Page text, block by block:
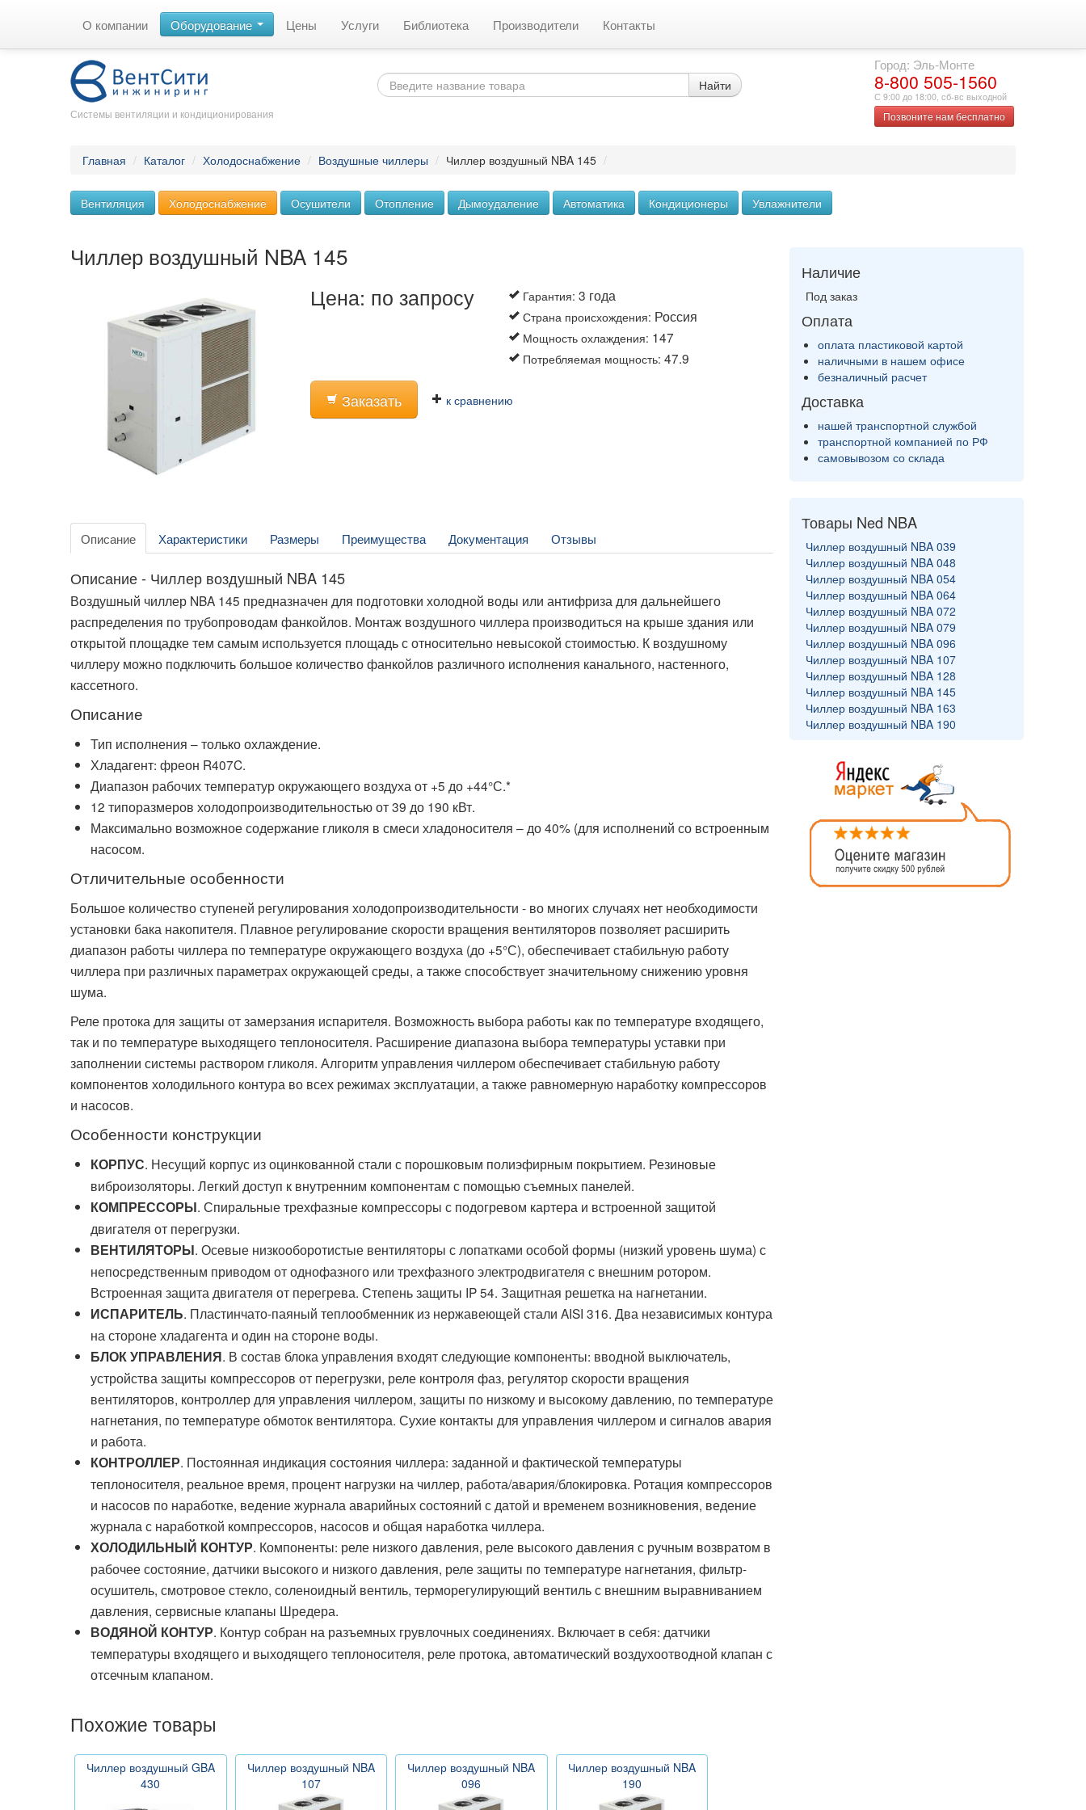
О компании Оборудование Цены Услуги Библиотека Производители Контакты
Системы вентиляции и кондиционирования
Найти
Город: Эль-Монте
8-800 505-1560
С 9:00 до 18:00, сб-вс выходной
Позвоните нам бесплатно
Главная / Каталог / Холодоснабжение / Воздушные чиллеры / Чиллер воздушный NBA 145 /
Вентиляция Холодоснабжение Осушители Отопление Дымоудаление Автоматика Кондиционеры Увлажнители
Чиллер воздушный NBA 145
Цена: по запросу Гарантия:3 года
Страна происхождения: Россия
Мощность охлаждения: 147
Потребляемая мощность:47.9
Заказать к сравнению
Описание Характеристики Размеры Преимущества Документация Отзывы
Описание - Чиллер воздушный NBA 145
Воздушный чиллер NBA 145 предназначен для подготовки холодной воды или антифриза для дальнейшего
распределения по трубопроводам фанкойлов. Монтаж воздушного чиллера производиться на крыше здания или
открытой площадке тем самым используется площадь с относительно невысокой стоимостью. К воздушному
чиллеру можно подключить большое количествофанкойлов различного исполнения канального, настенного,
кассетного.
Описание
Тип исполнения – только охлаждение.
Хладагент: фреон R407C.
Диапазон рабочих температур окружающего воздуха от +5 до +44°С.*
12 типоразмеров холодопроизводительностью от 39 до 190 кВт.
Максимально возможное содержание гликоля в смеси хладоносителя – до 40% (для исполнений со встроенным
насосом.
Отличительные особенности
Большое количество ступеней регулирования холодопроизводительности - во многих случаях нет необходимости
установки бака накопителя. Плавное регулирование скорости вращения вентиляторов позволяет расширить
диапазон работы чиллера по температуре окружающего воздуха (до +5°С), обеспечивает стабильную работу
чиллера при различных параметрах окружающей среды, а также способствует значительному снижению уровня
шума.
Реле протока для защиты от замерзания испарителя. Возможность выбора работы как по температуре входящего,
так и по температуре выходящего теплоносителя. Расширение диапазона выбора температуры уставки при
заполнении системы раствором гликоля. Алгоритм управления чиллером обеспечивает стабильную работу
компонентов холодильного контура во всех режимах эксплуатации, а также равномерную наработку компрессоров
и насосов.
Особенности конструкции
КОРПУС. Несущий корпус из оцинкованной стали с порошковым полиэфирным покрытием. Резиновые
виброизоляторы. Легкий доступ к внутренним компонентам с помощью съемных панелей.
КОМПРЕССОРЫ. Спиральные трехфазные компрессоры с подогревом картера и встроенной защитой
двигателя от перегрузки.
ВЕНТИЛЯТОРЫ. Осевые низкооборотистые вентиляторы с лопатками особой формы (низкий уровень шума) с
непосредственным приводом от однофазного или трехфазного электродвигателя с внешним ротором.
Встроенная защита двигателя от перегрева. Степень защиты IP 54. Защитная решетка на нагнетании.
ИСПАРИТЕЛЬ. Пластинчато-паяный теплообменник из нержавеющей стали AISI 316. Два независимых контура
на стороне хладагента и один на стороне воды.
БЛОК УПРАВЛЕНИЯ. В состав блока управления входят следующие компоненты: вводной выключатель,
устройства защиты компрессоров от перегрузки, реле контроля фаз, регулятор скорости вращения
вентиляторов, контроллер для управления чиллером, защиты по низкому и высокому давлению, по температуре
нагнетания, по температуре обмоток вентилятора. Сухие контакты для управления чиллером и сигналов авария
и работа.
КОНТРОЛЛЕР. Постоянная индикация состояния чиллера: заданной и фактической температуры
теплоносителя, реальное время, процент нагрузки на чиллер, работа/авария/блокировка. Ротация компрессоров
и насосов по наработке, ведение журнала аварийных состояний с датой и временем возникновения, ведение
журнала с наработкой компрессоров, насосов и общая наработка чиллера.
ХОЛОДИЛЬНЫЙ КОНТУР. Компоненты: реле низкого давления, реле высокого давления с ручным возвратом в
рабочее состояние, датчики высокого и низкого давления, реле защиты по температуре нагнетания, фильтр-
осушитель, смотровое стекло, соленоидный вентиль, терморегулирующий вентиль с внешним выравниванием
давления, сервисные клапаны Шредера.
ВОДЯНОЙ КОНТУР. Контур собран на разъемных грувлочных соединениях. Включает в себя: датчики
температуры входящего и выходящего теплоносителя, реле протока, автоматический воздухоотводной клапан с
отсечным клапаном.
Похожие товары
Чиллер воздушный GBA
430
Чиллер воздушный NBA
107
Чиллер воздушный NBA
096
Чиллер воздушный NBA
190
Наличие
Под заказ
Оплата
оплата пластиковой картой
наличными в нашем офисе
безналичный расчет
Доставка
нашей транспортной службой
транспортной компанией по РФ
самовывозом со склада
Товары Ned NBA
Чиллер воздушный NBA 039
Чиллер воздушный NBA 048
Чиллер воздушный NBA 054
Чиллер воздушный NBA 064
Чиллер воздушный NBA 072
Чиллер воздушный NBA 079
Чиллер воздушный NBA 096
Чиллер воздушный NBA 107
Чиллер воздушный NBA 128
Чиллер воздушный NBA 145
Чиллер воздушный NBA 163
Чиллер воздушный NBA 190